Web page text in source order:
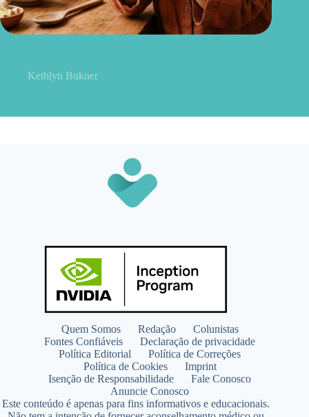
Kethlyn Bukner
Quem Somos Redação
Colunistas
Fontes Confiáveis
Declaração de privacidade
Política Editorial
Política de Correções
Política de Cookies
Imprint
Isenção de Responsabilidade
Fale Conosco
Anuncie Conosco
Este conteúdo é apenas para fins informativos e educacionais.